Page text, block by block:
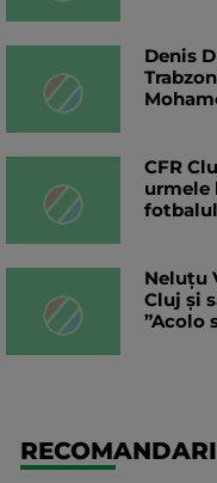
Denis
CFR
urmele
Neluțu
Cluj și
”Acolo